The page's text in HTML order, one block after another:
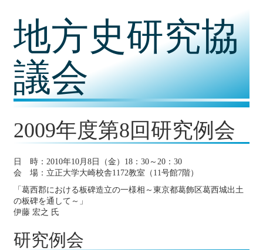
地方史研究協
議会
2009年度第8回研究例会
日 時：2010年10月8日（金）18：30～20：30
会 場：立正大学大崎校舎1172教室（11号館7階）
「葛西郡における板碑造立の一様相～東京都葛飾区葛西城出土
の板碑を通して～」
伊藤 宏之 氏
研究例会